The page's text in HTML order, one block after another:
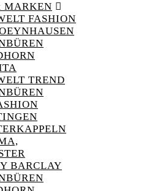
FASHION
TREND
BARCLAY